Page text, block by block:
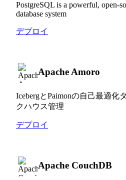
PostgreSQL is a powerful, open-
database system
デプロイ
Apache Amoro
IcebergとPaimonの自己最適化
クハウス管理
デプロイ
Apache CouchDB